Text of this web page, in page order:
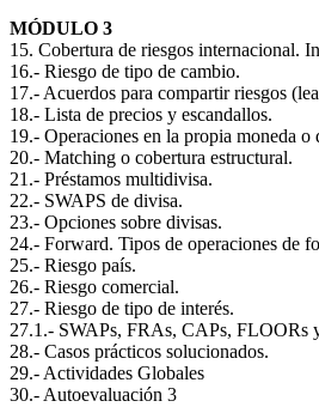
MÓDULO 3
15. Cobertura de riesgos internacional.
16.- Riesgo de tipo de cambio.
17.- Acuerdos para compartir riesgos
18.- Lista de precios y escandallos.
19.- Operaciones en la propia moneda o
20.- Matching o cobertura estructural.
21.- Préstamos multidivisa.
22.- SWAPS de divisa.
23.- Opciones sobre divisas.
24.- Forward. Tipos de operaciones de
25.- Riesgo país.
26.- Riesgo comercial.
27.- Riesgo de tipo de interés.
27.1.- SWAPs, FRAs, CAPs,
28.- Casos prácticos solucionados.
29.- Actividades Globales
30.- Autoevaluación 3